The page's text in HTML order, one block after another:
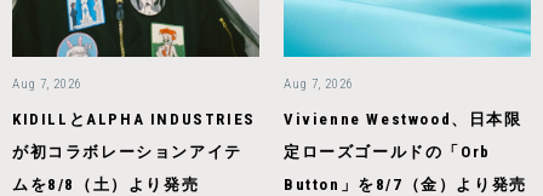
Aug 7, 2026
KIDILLとALPHA INDUSTRIES
が初コラボレーションアイテ
ムを8/8（土）より発売
Aug 7, 2026
Vivienne Westwood、日本限
定ローズゴールドの「Orb
Button」を8/7（金）より発売